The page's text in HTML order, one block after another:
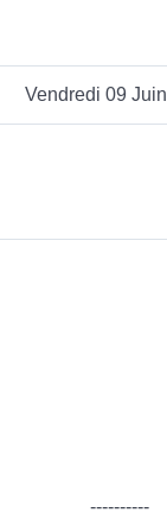
Vendredi 09
----------